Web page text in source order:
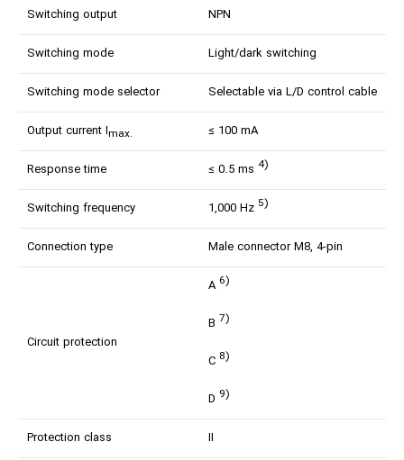
Switching output NPN
Switching mode Light/dark switching
Switching mode selector Selectable via L/D control cable
Output current Imax. ≤ 100 mA
Response time ≤ 0.5 ms 4)
Switching frequency 1,000 Hz 5)
Connection type Male connector M8, 4-pin
Circuit protection
A6)
B 7)
C 8)
D 9)
Protection class II